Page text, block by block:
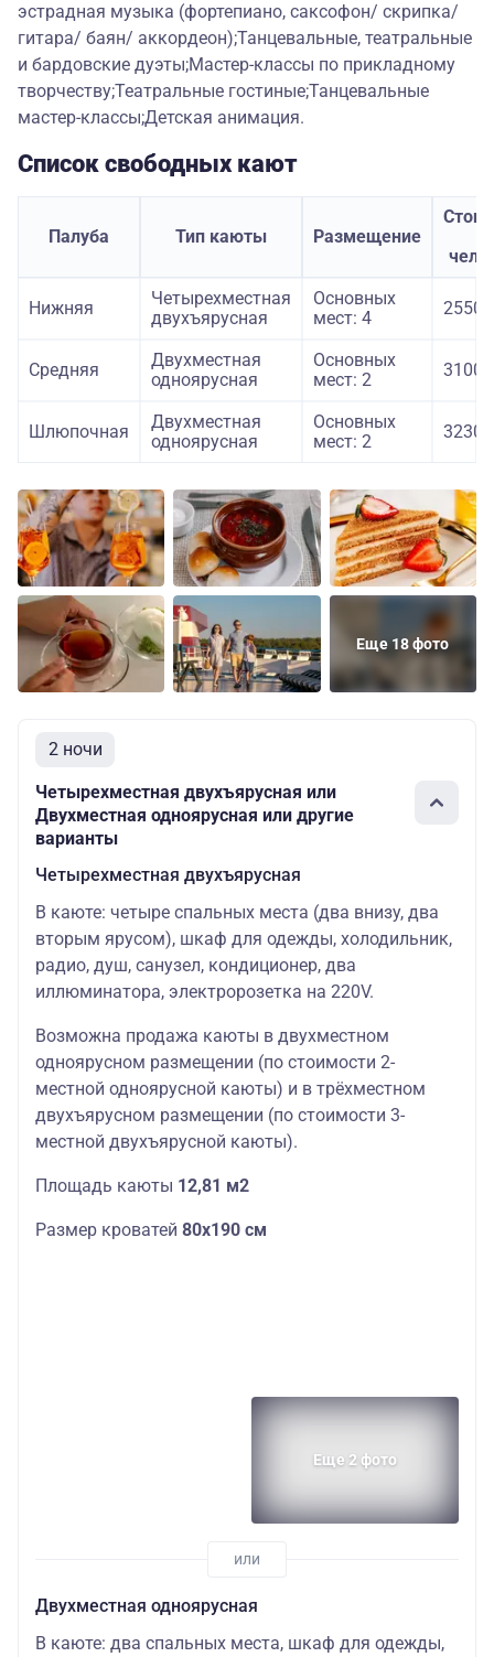
эстрадная музыка (фортепиано, саксофон/ скрипка/
гитара/ баян/ аккордеон);Танцевальные, театральные
и бардовские дуэты;Мастер-классы по прикладному
творчеству;Театральные гостиные;Танцевальные
мастер-классы;Детская анимация.
Список свободных кают
Палуба Тип каюты Размещение
Нижняя
Четырехместная
двухъярусная
Основных
мест: 4
Средняя
Двухместная
одноярусная
Основных
мест: 2
Шлюпочная
Двухместная
одноярусная
Основных
мест: 2
Еще 18 фото
2 ночи
Четырехместная двухъярусная или
Двухместная одноярусная или другие
варианты
Четырехместная двухъярусная
В каюте: четыре спальных места (два внизу, два
вторым ярусом), шкаф для одежды, холодильник,
радио, душ, санузел, кондиционер, два
иллюминатора, электророзетка на 220V.
Возможна продажа каюты в двухместном
одноярусном размещении (по стоимости 2-
местной одноярусной каюты) и в трёхместном
двухъярусном размещении (по стоимости 3-
местной двухъярусной каюты).
Площадь каюты 12,81 м2
Размер кроватей 80х190 см
Еще 2 фото
Двухместная одноярусная
В каюте: два спальных места, шкаф для одежды,